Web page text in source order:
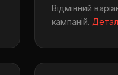
Відмінний
кампаній.